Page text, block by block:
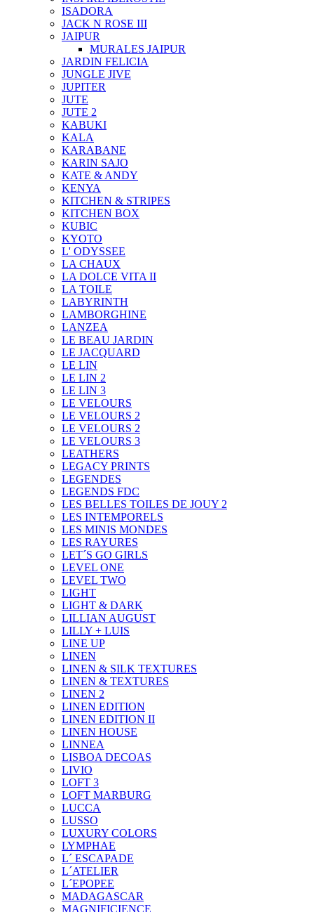
ISADORA
JACK N ROSE III
JAIPUR
MURALES JAIPUR
JARDIN FELICIA
JUNGLE JIVE
JUPITER
JUTE
JUTE 2
KABUKI
KALA
KARABANE
KARIN SAJO
KATE & ANDY
KENYA
KITCHEN & STRIPES
KITCHEN BOX
KUBIC
KYOTO
L' ODYSSEE
LA CHAUX
LA DOLCE VITA II
LA TOILE
LABYRINTH
LAMBORGHINE
LANZEA
LE BEAU JARDIN
LE JACQUARD
LE LIN
LE LIN 2
LE LIN 3
LE VELOURS
LE VELOURS 2
LE VELOURS 2
LE VELOURS 3
LEATHERS
LEGACY PRINTS
LEGENDES
LEGENDS FDC
LES BELLES TOILES DE JOUY 2
LES INTEMPORELS
LES MINIS MONDES
LES RAYURES
LET´S GO GIRLS
LEVEL ONE
LEVEL TWO
LIGHT
LIGHT & DARK
LILLIAN AUGUST
LILLY + LUIS
LINE UP
LINEN
LINEN & SILK TEXTURES
LINEN & TEXTURES
LINEN 2
LINEN EDITION
LINEN EDITION II
LINEN HOUSE
LINNEA
LISBOA DECOAS
LIVIO
LOFT 3
LOFT MARBURG
LUCCA
LUSSO
LUXURY COLORS
LYMPHAE
L´ ESCAPADE
L´ATELIER
L´EPOPEE
MADAGASCAR
MAGNIFICIENCE